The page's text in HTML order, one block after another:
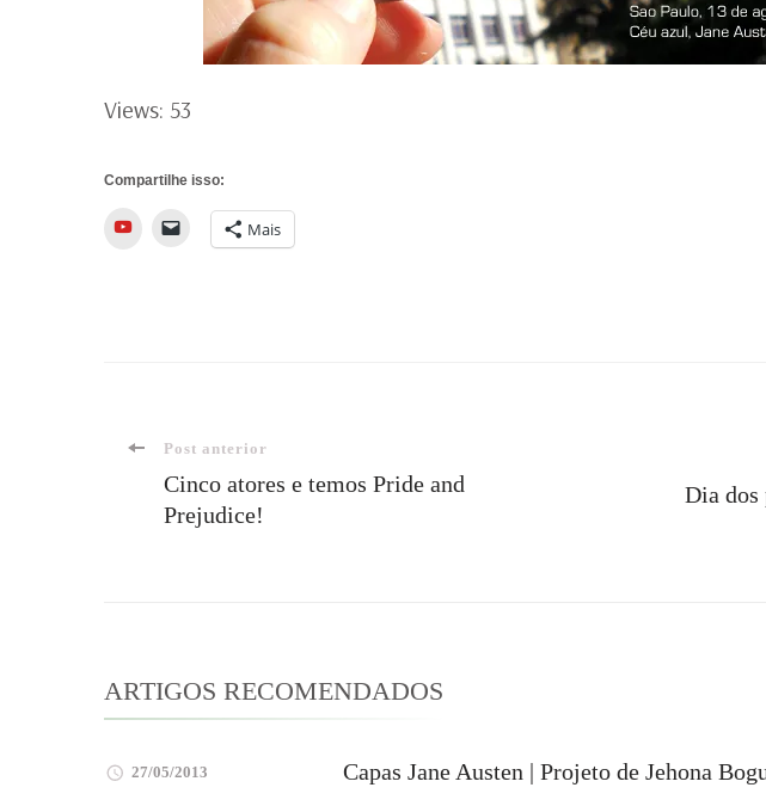
Views: 53
Compartilhe isso:
YouTube Mais
Navegação
Post anterior
Cinco atores e temos Pride and
Prejudice!
Dia dos
ARTIGOS RECOMENDADOS
27/05/2013 Capas Jane Austen | Projeto de Jehona